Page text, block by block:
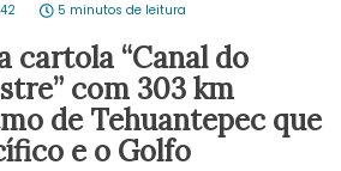
5 minutos de leitura
cartola “Canal do
com 303 km
de Tehuantepec que
e o Golfo